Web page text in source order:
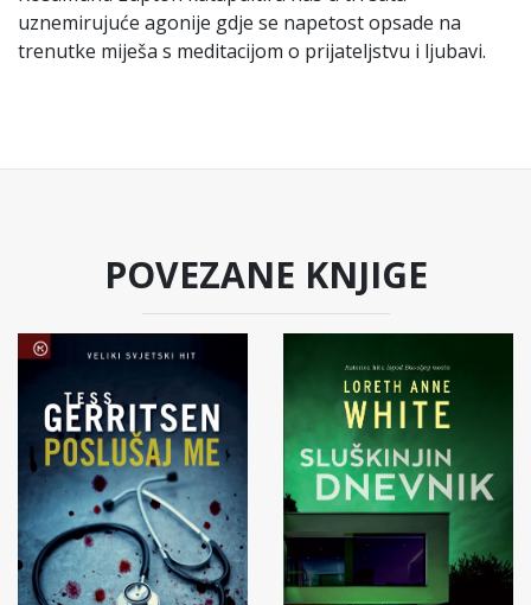
uznemirujuće agonije gdje se napetost opsade na
trenutke miješa s meditacijom o prijateljstvu i ljubavi.
POVEZANE KNJIGE